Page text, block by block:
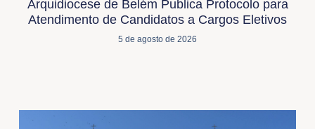
Arquidiocese de Belém Publica Protocolo para
Atendimento de Candidatos a Cargos Eletivos
5 de agosto de 2026